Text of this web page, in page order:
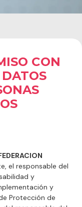
CON
el responsable del
y
y
Protección de